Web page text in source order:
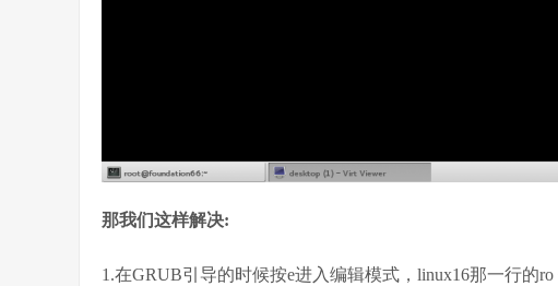
那我们这样解决:
1.在GRUB引导的时候按e进入编辑模式，linux16那一行的ro